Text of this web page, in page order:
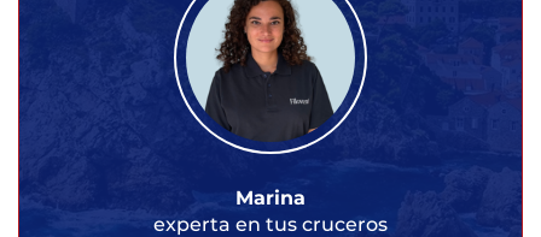
Marina
experta en tus cruceros